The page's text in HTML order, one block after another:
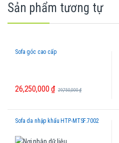
Sản phẩm tương tự
Sofa góc cao cấp
26,250,000₫ 29,750,000₫
Sofa da nhập khẩu HTP-MTSF.7002